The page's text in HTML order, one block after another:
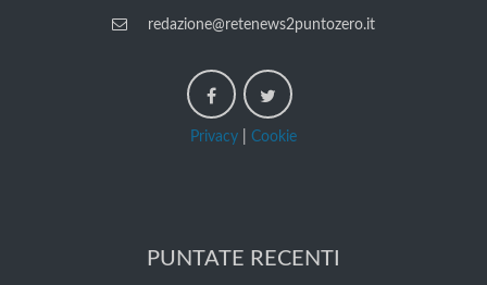
redazione@retenews2puntozero.it
Privacy Cookie
PUNTATE RECENTI